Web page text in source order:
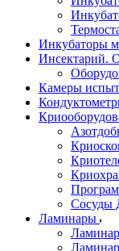
Инкубаторы
Инсектарий.
Камеры
Сосуды
Ламинары